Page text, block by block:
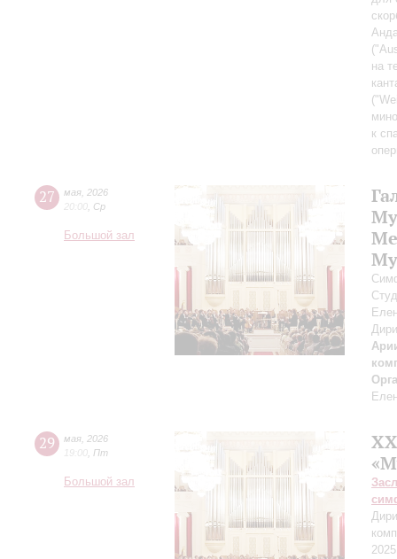
на
к
27 мая 2026
20:00 Ср
Большой зал
29 мая 2026
19:00 Пт
Большой зал